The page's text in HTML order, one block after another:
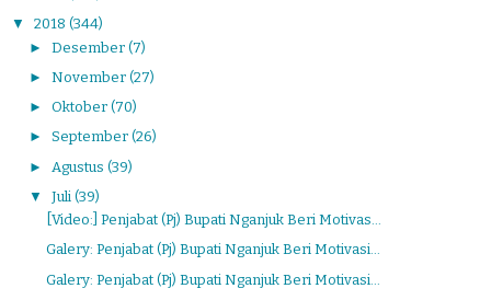
▼ 2018 (344)
► Desember (7)
► November (27)
► Oktober (70)
► September (26)
► Agustus (39)
▼ Juli (39)
[Video:] Penjabat (Pj) Bupati Nganjuk Beri Motivas...
Galery: Penjabat (Pj) Bupati Nganjuk Beri Motivasi...
Galery: Penjabat (Pj) Bupati Nganjuk Beri Motivasi...